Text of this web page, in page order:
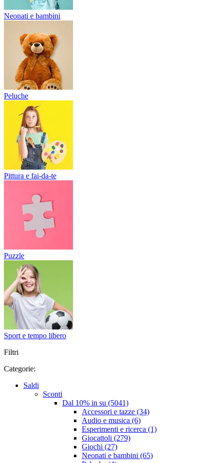
Neonati e bambini
Peluche
Pittura e fai-da-te
Puzzle
Sport e tempo libero
Filtri
Categorie:
Saldi
Sconti
Dal 10% in su (5041)
Accessori e tazze (34)
Audio e musica (6)
Esperimenti e ricerca (1)
Giocattoli (279)
Giochi (27)
Neonati e bambini (65)